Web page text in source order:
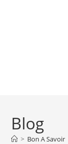
Blog
> Bon A Savoir